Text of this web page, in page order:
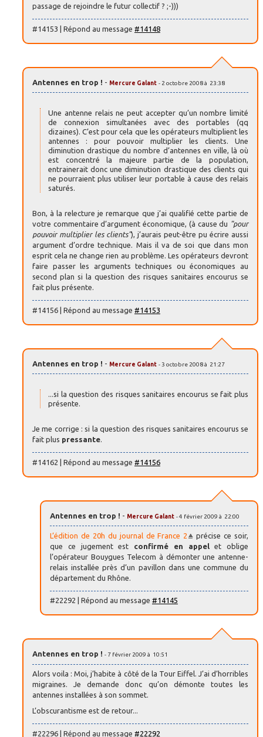
passage de rejoindre le futur collectif ? ;-)))
#14153 | Répond au message #14148
Antennes en trop ! - Mercure Galant - 2 octobre 2008 à 23:38
Une antenne relais ne peut accepter qu’un nombre limité
de connexion simultanées avec des portables (qq
dizaines). C’est pour cela que les opérateurs multiplient les
antennes : pour pouvoir multiplier les clients. Une
diminution drastique du nombre d’antennes en ville, là où
est concentré la majeure partie de la population,
entrainerait donc une diminution drastique des clients qui
ne pourraient plus utiliser leur portable à cause des relais
saturés.
Bon, à la relecture je remarque que j’ai qualifié cette partie de
votre commentaire d’argument économique, (à cause du "pour
pouvoir multiplier les clients"), j’aurais peut-être pu écrire aussi
argument d’ordre technique. Mais il va de soi que dans mon
esprit cela ne change rien au problème. Les opérateurs devront
faire passer les arguments techniques ou économiques au
second plan si la question des risques sanitaires encourus se
fait plus présente.
#14156 | Répond au message #14153
Antennes en trop ! - Mercure Galant - 3 octobre 2008 à 21:27
...si la question des risques sanitaires encourus se fait plus
présente.
Je me corrige : si la question des risques sanitaires encourus se
fait plus pressante.
#14162 | Répond au message #14156
Antennes en trop ! - Mercure Galant - 4 février 2009 à 22:00
L’édition de 20h du journal de France 2
précise ce soir,
que ce jugement est confirmé en appelet oblige
l’opérateur Bouygues Telecom à démonter une antenne-
relais installée près d’un pavillon dans une commune du
département du Rhône.
#22292 | Répond au message #14145
Antennes en trop ! - 7 février 2009 à 10:51
Alors voila : Moi, j’habite à côté de la Tour Eiffel. J’ai d’horribles
migraines. Je demande donc qu’on démonte toutes les
antennes installées à son sommet.
L’obscurantisme est de retour...
#22296 | Répond au message #22292